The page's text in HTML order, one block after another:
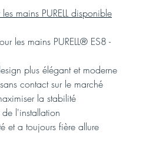
mains PURELL disponible
les mains PURELL® ES8 -
plus élégant et moderne
contact sur le marché
la stabilité
l'installation
et a toujours fière allure